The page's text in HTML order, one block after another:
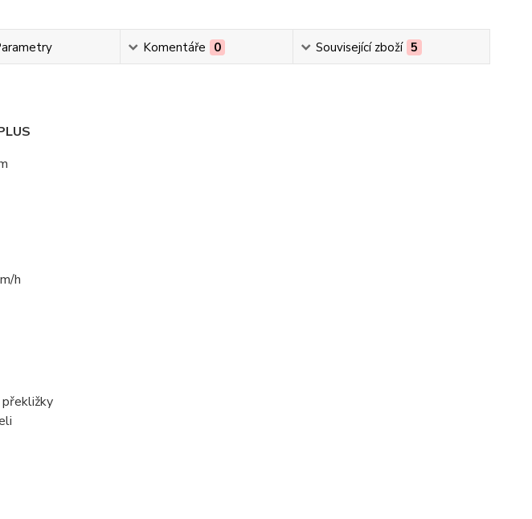
Komentáře 0 Související zboží 5
h